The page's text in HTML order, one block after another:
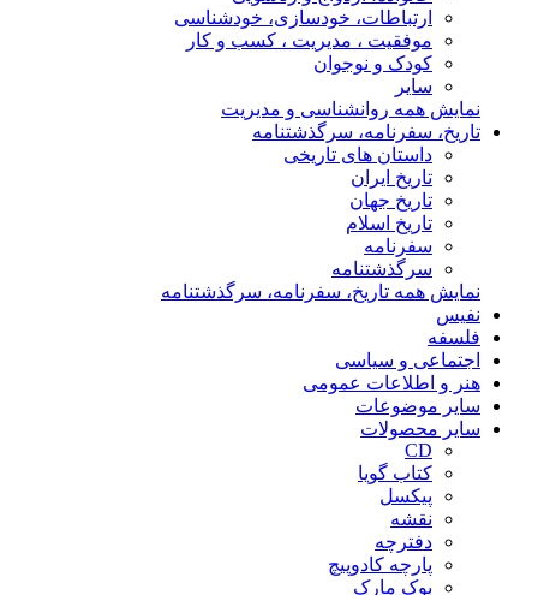
ارتباطات، خودسازی، خودشناسی
موفقیت ، مدیریت ، کسب و کار
کودک و نوجوان
سایر
نمایش همه روانشناسی و مدیریت
تاریخ، سفرنامه، سرگذشتنامه
داستان های تاریخی
تاریخ ایران
تاریخ جهان
تاریخ اسلام
سفرنامه
سرگذشتنامه
نمایش همه تاریخ، سفرنامه، سرگذشتنامه
نفیس
فلسفه
اجتماعی و سیاسی
هنر و اطلاعات عمومی
سایر موضوعات
سایر محصولات
CD
کتاب گویا
پیکسل
نقشه
دفترچه
پارچه کادوپیچ
بوک مارک